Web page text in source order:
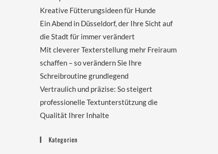
Kreative Fütterungsideen für Hunde
Ein Abend in Düsseldorf, der Ihre Sicht auf
die Stadt für immer verändert
Mit cleverer Texterstellung mehr Freiraum
schaffen – so verändern Sie Ihre
Schreibroutine grundlegend
Vertraulich und präzise: So steigert
professionelle Textunterstützung die
Qualität Ihrer Inhalte
Kategorien